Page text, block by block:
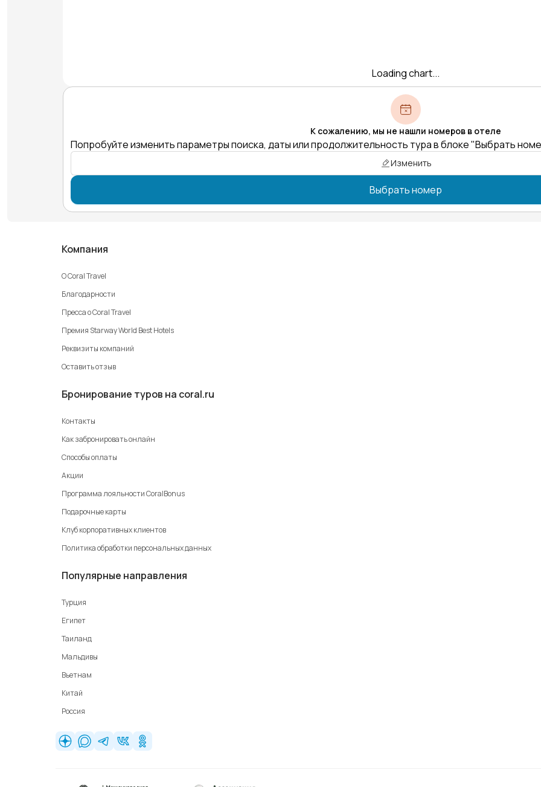
Loading chart...
К сожалению, мы не нашли номеров в отеле
Попробуйте изменить параметры поиска, даты или продолжительность тура в блоке "Выбрать
Изменить
Выбрать номер
Компания
О Coral Travel
Благодарности
Пресса о Coral Travel
Премия Starway World Best Hotels
Реквизиты компаний
Оставить отзыв
Бронирование туров на coral.ru
Контакты
Как забронировать онлайн
Способы оплаты
Акции
Программа лояльности CoralBonus
Подарочные карты
Клуб корпоративных клиентов
Политика обработки персональных данных
Популярные направления
Турция
Египет
Таиланд
Мальдивы
Вьетнам
Китай
Россия